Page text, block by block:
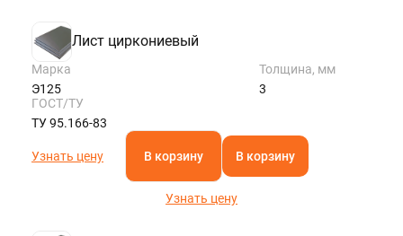
Лист циркониевый
Марка
Э125
Толщина, мм
3
ГОСТ/ТУ
ТУ 95.166-83
Узнать цену В корзину В корзину
Узнать цену